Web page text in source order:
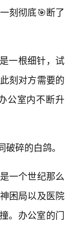
刻彻底🎯断了
一根细针，试
刻对方需要的
公室内不断升
碎的白鸽。
一个世纪那么
困局以及医院
。办公室的门